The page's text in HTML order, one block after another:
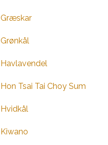
Græskar
Grønkål
Havlavendel
Hon Tsai Tai Choy Sum
Hvidkål
Kiwano